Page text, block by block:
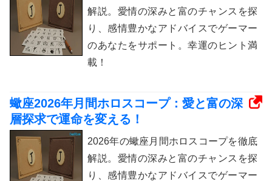
解説。愛情の深みと富のチャンスを探
り、感情豊かなアドバイスでゲーマー
のあなたをサポート。幸運のヒント満
載！
蠍座2026年月間ホロスコープ：愛と富の深
層探求で運命を変える！
2026年の蠍座月間ホロスコープを徹底
解説。愛情の深みと富のチャンスを探
り、感情豊かなアドバイスでゲーマー